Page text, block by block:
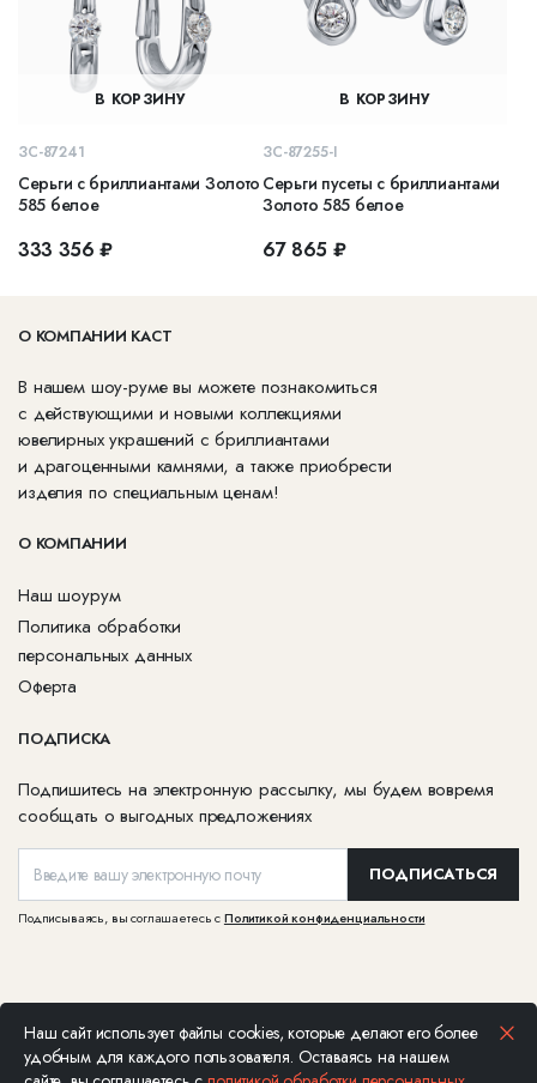
В КОРЗИНУ
ЗС-87241
Серьги с бриллиантами Золото
585 белое
333 356 ₽
В КОРЗИНУ
ЗС-87255-I
Серьги пусеты с бриллиантами
Золото 585 белое
67 865 ₽
О КОМПАНИИ КАСТ
В нашем шоу-руме вы можете познакомиться
с действующими и новыми коллекциями
ювелирных украшений с бриллиантами
и драгоценными камнями, а также приобрести
изделия по специальным ценам!
О КОМПАНИИ
Наш шоурум
Политика обработки
персональных данных
Оферта
ПОДПИСКА
Подпишитесь на электронную рассылку, мы будем вовремя
сообщать о выгодных предложениях
ПОДПИСАТЬСЯ
Подписываясь, вы соглашаетесь сПолитикой конфиденциальности
Ювелирная компания Каст © Все права защищены, 2026. Не является
публичной офертой
Наш сайт использует файлы cookies, которые делают его более
удобным для каждого пользователя. Оставаясь на нашем